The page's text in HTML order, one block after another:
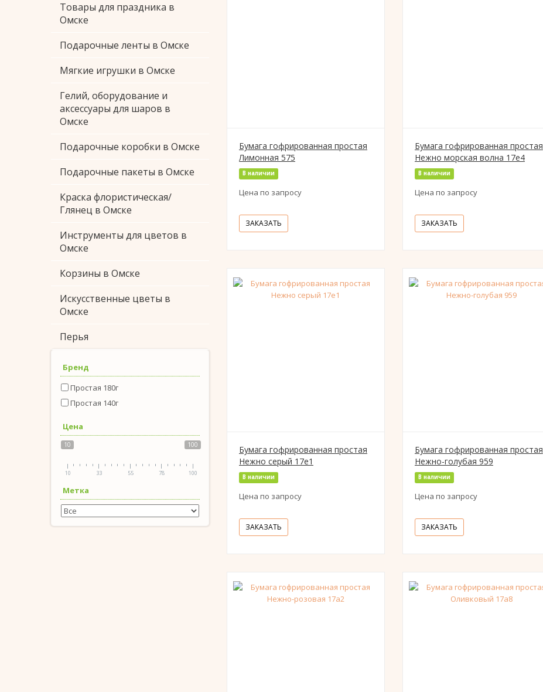
Товары для праздника в
Омске
Подарочные ленты в Омске
Мягкие игрушки в Омске
Гелий, оборудование и
аксессуары для шаров в
Омске
Подарочные коробки в Омске
Подарочные пакеты в Омске
Краска флористическая/
Глянец в Омске
Инструменты для цветов в
Омске
Корзины в Омске
Искусственные цветы в
Омске
Перья
Бренд
Простая 180г
Простая 140г
Цена
10 100
10 33 55 78 100
Метка
Бумага гофрированная простая
Лимонная 575
В наличии
Цена по запросу
ЗАКАЗАТЬ
Бумага гофрированная простая
Нежно морская волна 17е4
В наличии
Цена по запросу
ЗАКАЗАТЬ
Бумага гофрированная простая
Нежно серый 17е1
В наличии
Цена по запросу
ЗАКАЗАТЬ
Бумага гофрированная простая
Нежно-голубая 959
В наличии
Цена по запросу
ЗАКАЗАТЬ